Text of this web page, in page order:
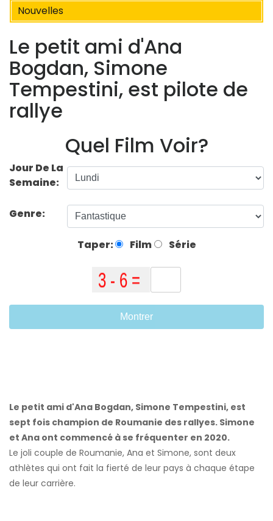
Nouvelles
Le petit ami d'Ana
Bogdan, Simone
Tempestini, est pilote de
rallye
Quel Film Voir?
Jour De La
Semaine:
Genre:
Taper: Film Série
Montrer
Le petit ami d'Ana Bogdan, Simone Tempestini, est
sept fois champion de Roumanie des rallyes. Simone
et Ana ont commencé à se fréquenter en 2020.
Le joli couple de Roumanie, Ana et Simone, sont deux
athlètes qui ont fait la fierté de leur pays à chaque étape
de leur carrière.